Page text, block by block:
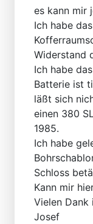
es kann mir
Ich habe
Widerstand
Ich habe
Batterie ist
läßt sich
einen 380
1985.
Ich habe
Schloss
Kann mir
Vielen Dank
Josef